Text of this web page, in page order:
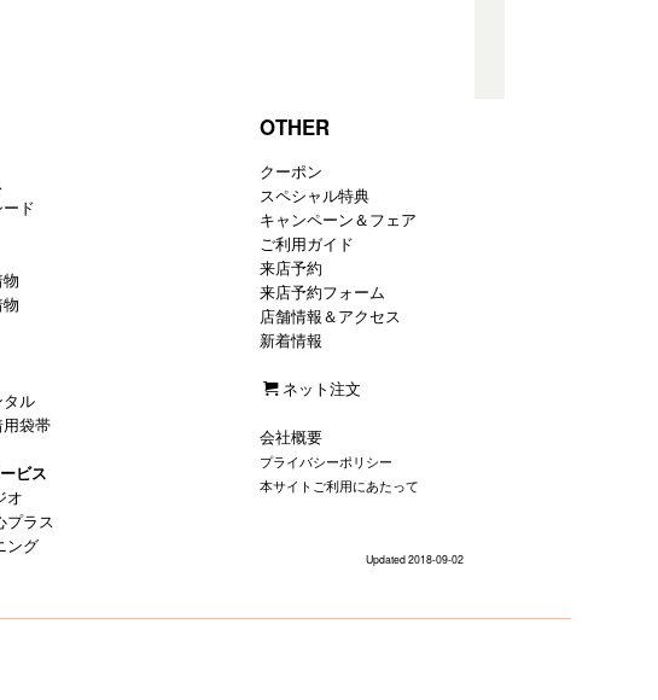
ド
タル
袋帯
ビス
オ
プラス
ング
OTHER
クーポン
スペシャル特典
キャンペーン＆フェア
ご利用ガイド
来店予約
来店予約フォーム
店舗情報＆アクセス
新着情報
ネット注文
会社概要
プライバシーポリシー
本サイトご利用にあたって
Updated 2018-09-02